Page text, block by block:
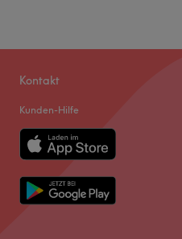
Kontakt
Kunden-Hilfe